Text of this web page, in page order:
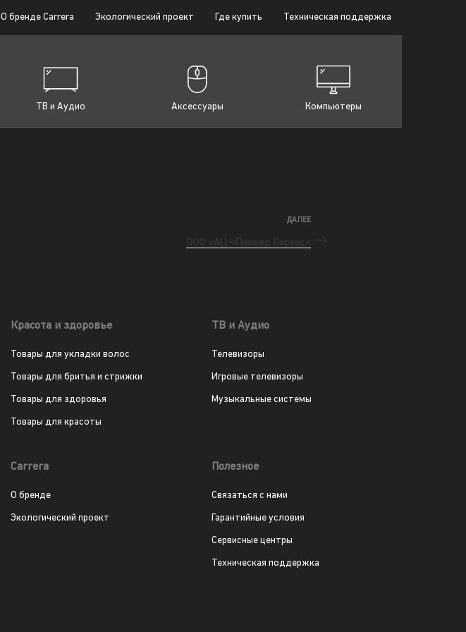
О бренде Carrera Экологический проект Где купить Техническая поддержка
ТВ и Аудио Аксессуары Компьютеры
ДАЛЕЕ
Красота и здоровье
Товары для укладки волос
Товары для бритья и стрижки
Товары для здоровья
Товары для красоты
ТВ и Аудио
Телевизоры
Игровые телевизоры
Музыкальные системы
Carrera
О бренде
Экологический проект
Полезное
Связаться с нами
Гарантийные условия
Сервисные центры
Техническая поддержка